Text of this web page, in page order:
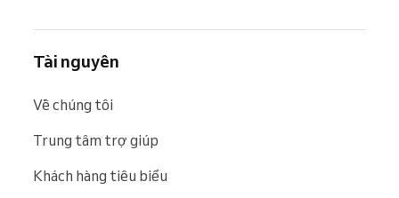
Tài nguyên
Về chúng tôi
Trung tâm trợ giúp
Khách hàng tiêu biểu